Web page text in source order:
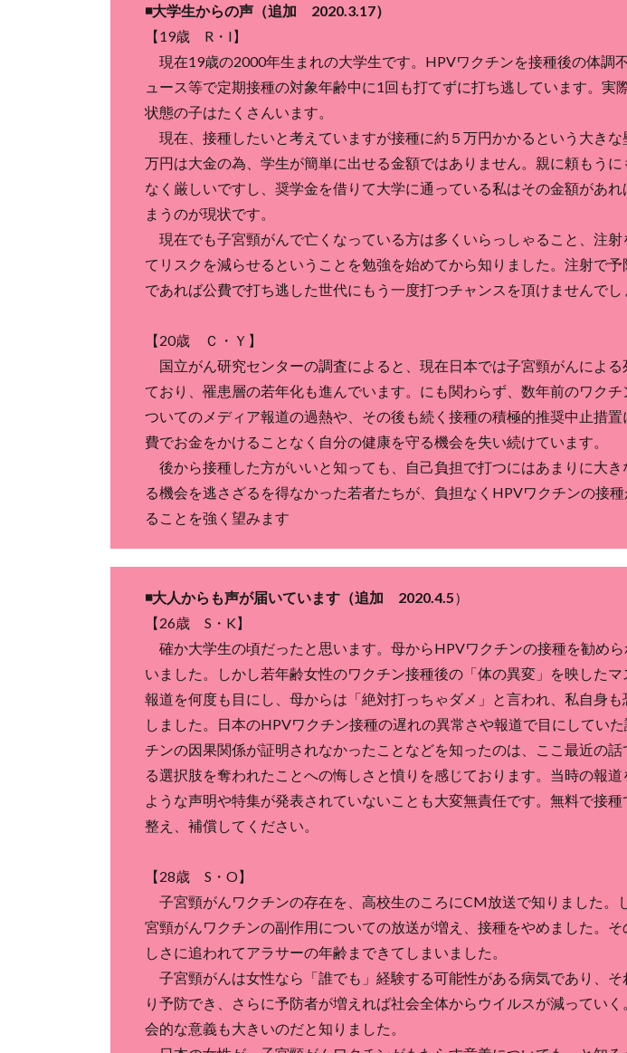
◾️大学生からの声（追加 2020.3.17）
【19歳 R・I】
現在19歳の2000年生まれの大学生です。HPVワクチンを接種後の体調
ュース等で定期接種の対象年齢中に1回も打てずに打ち逃しています。実
状態の子はたくさんいます。
現在、接種したいと考えていますが接種に約５万円かかるという大きな
万円は大金の為、学生が簡単に出せる金額ではありません。親に頼もう
なく厳しいですし、奨学金を借りて大学に通っている私はその金額があれ
まうのが現状です。
現在でも子宮頸がんで亡くなっている方は多くいらっしゃること、注射
てリスクを減らせるということを勉強を始めてから知りました。注射で
であれば公費で打ち逃した世代にもう一度打つチャンスを頂けませんでし
【20歳 Ｃ・Ｙ】
国立がん研究センターの調査によると、現在日本では子宮頸がんによる
ており、罹患層の若年化も進んでいます。にも関わらず、数年前のワクチ
ついてのメディア報道の過熱や、その後も続く接種の積極的推奨中止措
費でお金をかけることなく自分の健康を守る機会を失い続けています。
後から接種した方がいいと知っても、自己負担で打つにはあまりに大き
る機会を逃さざるを得なかった若者たちが、負担なくHPVワクチンの接
ることを強く望みます
◾️大人からも声が届いています（追加 2020.4.5）
【26歳 S・K】
確か大学生の頃だったと思います。母からHPVワクチンの接種を勧め
いました。しかし若年齢女性のワクチン接種後の「体の異変」を映したマ
報道を何度も目にし、母からは「絶対打っちゃダメ」と言われ、私自身
しました。日本のHPVワクチン接種の遅れの異常さや報道で目にしてい
チンの因果関係が証明されなかったことなどを知ったのは、ここ最近の
る選択肢を奪われたことへの悔しさと憤りを感じております。当時の報道
ような声明や特集が発表されていないことも大変無責任です。無料で接
整え、補償してください。
【28歳 S・O】
子宮頸がんワクチンの存在を、高校生のころにCM放送で知りました。
宮頸がんワクチンの副作用についての放送が増え、接種をやめました。
しさに追われてアラサーの年齢まできてしまいました。
子宮頸がんは女性なら「誰でも」経験する可能性がある病気であり、そ
り予防でき、さらに予防者が増えれば社会全体からウイルスが減ってい
会的な意義も大きいのだと知りました。